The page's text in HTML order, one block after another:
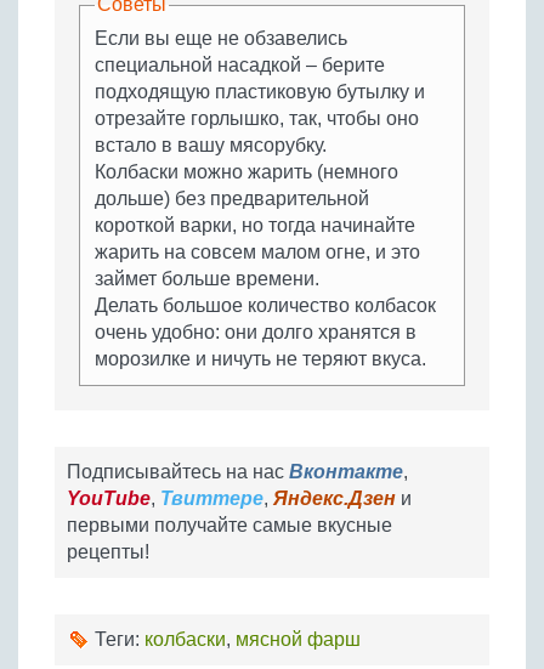
Советы
Если вы еще не обзавелись
специальной насадкой – берите
подходящую пластиковую бутылку и
отрезайте горлышко, так, чтобы оно
встало в вашу мясорубку.
Колбаски можно жарить (немного
дольше) без предварительной
короткой варки, но тогда начинайте
жарить на совсем малом огне, и это
займет больше времени.
Делать большое количество колбасок
очень удобно: они долго хранятся в
морозилке и ничуть не теряют вкуса.
Подписывайтесь на нас Вконтакте,
YouTube, Твиттере, Яндекс.Дзен и
первыми получайте самые вкусные
рецепты!
Теги: колбаски, мясной фарш